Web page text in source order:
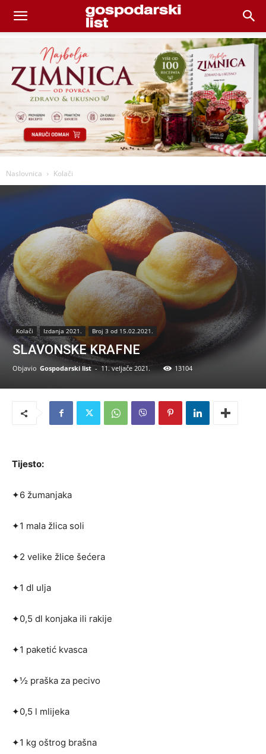
Naslovnica Kolači
Kolači Izdanja 2021. Broj 3 od 15.02.2021.
SLAVONSKE KRAFNE
Objavio Gospodarski list - 11. veljače 2021. 13104
Tijesto:
✦6 žumanjaka
✦1 mala žlica soli
✦2 velike žlice šećera
✦1 dl ulja
✦0,5 dl konjaka ili rakije
✦1 paketić kvasca
✦½ praška za pecivo
✦0,5 l mlijeka
✦1 kg oštrog brašna